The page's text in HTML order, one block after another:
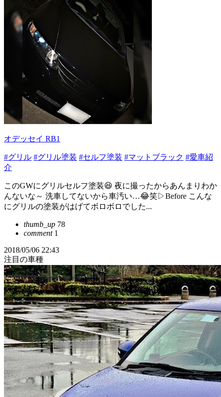
オデッセイ RB1
#グリル #グリル塗装 #セルフ塗装 #マットブラック #愛車紹
介
このGWにグリルセルフ塗装😆 夜に撮ったからあんまりわか
んないな～ 洗車してないから車汚い…😂笑▷Before こんな
にグリルの塗装がはげてボロボロでした...
thumb_up 78
comment1
2018/05/06 22:43
注目の車種